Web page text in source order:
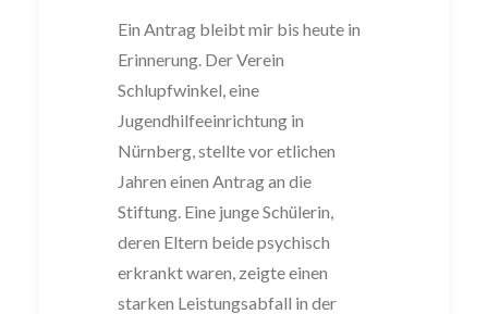
Ein Antrag bleibt mir bis heute in
Erinnerung. Der Verein
Schlupfwinkel, eine
Jugendhilfeeinrichtung in
Nürnberg, stellte vor etlichen
Jahren einen Antrag an die
Stiftung. Eine junge Schülerin,
deren Eltern beide psychisch
erkrankt waren, zeigteeinen
starken Leistungsabfall in der